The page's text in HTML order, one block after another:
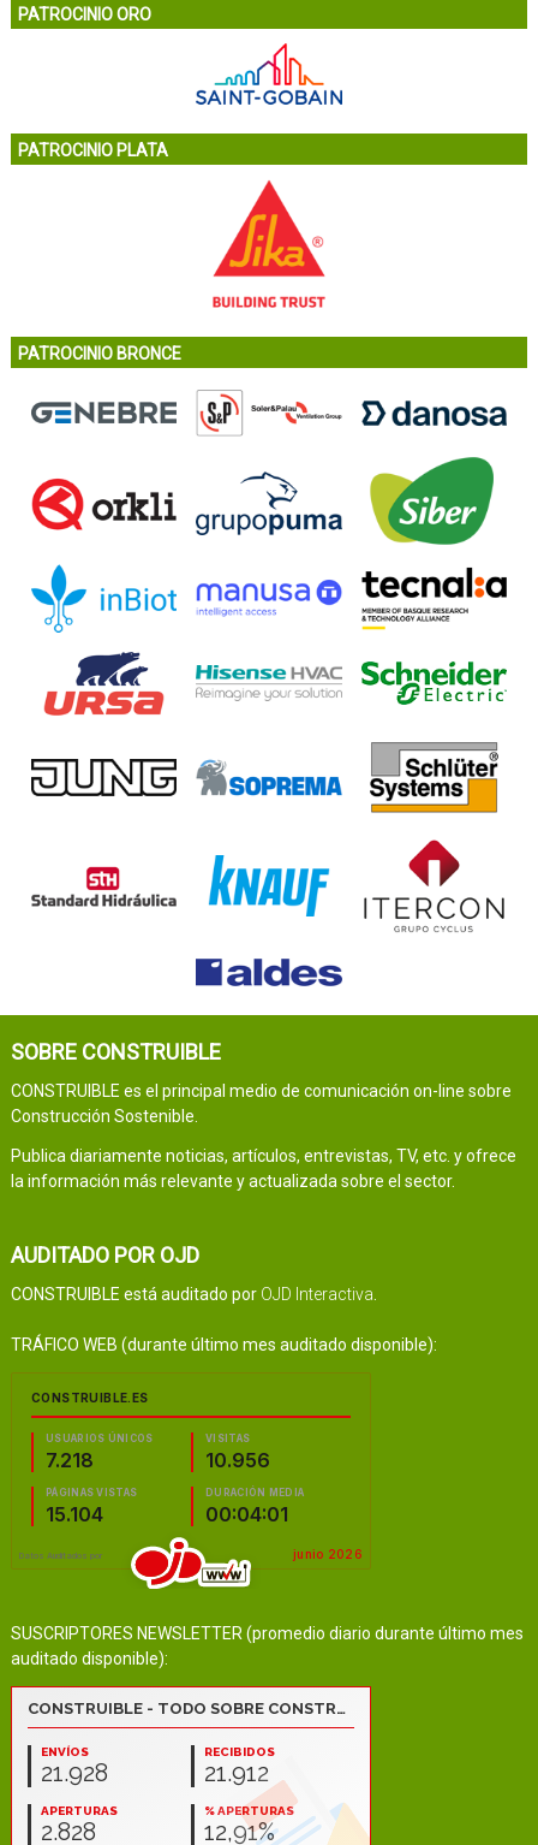
PATROCINIO ORO
PATROCINIO PLATA
PATROCINIO BRONCE
SOBRE CONSTRUIBLE
CONSTRUIBLE es el principal medio de comunicación on-line sobre
Construcción Sostenible.
Publica diariamente noticias, artículos, entrevistas, TV, etc. y ofrece
la información más relevante y actualizada sobre el sector.
AUDITADO POR OJD
CONSTRUIBLE está auditado por OJD Interactiva
TRÁFICO WEB (durante último mes auditado disponible):
SUSCRIPTORES NEWSLETTER (promedio diario durante último mes
auditado disponible):